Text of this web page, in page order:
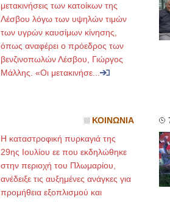
μετακινήσεις των κατοίκων της
Λέσβου λόγω των υψηλών τιμών
των υγρών καυσίμων κίνησης,
όπως αναφέρει ο πρόεδρος των
βενζινοπωλών Λέσβου, Γιώργος
Μάλλης. «Οι μετακινήσε...
ΚΟΙΝΩΝΙΑ
Η καταστροφική πυρκαγιά της
29ης Ιουλίου εε που εκδηλώθηκε
στην περιοχή του Πλωμαρίου,
ανέδειξε τις αυξημένες ανάγκες για
προμήθεια εξοπλισμού και